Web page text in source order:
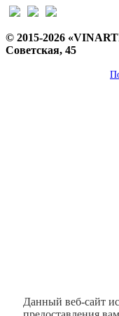
© 2015-2026
Советская, 45
Данный веб-сайт